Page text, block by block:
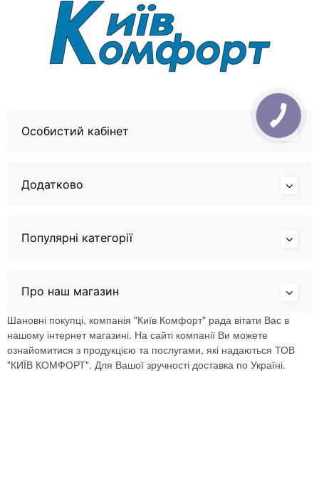
Особистий кабінет
Додатково
Популярні категорії
Про наш магазин
Шановні покупці, компанія "Київ Комфорт" рада вітати Вас в
нашому інтернет магазині. На сайті компанії Ви можете
ознайомитися з продукцією та послугами, які надаються ТОВ
"КИЇВ КОМФОРТ". Для Вашої зручності доставка по Україні.